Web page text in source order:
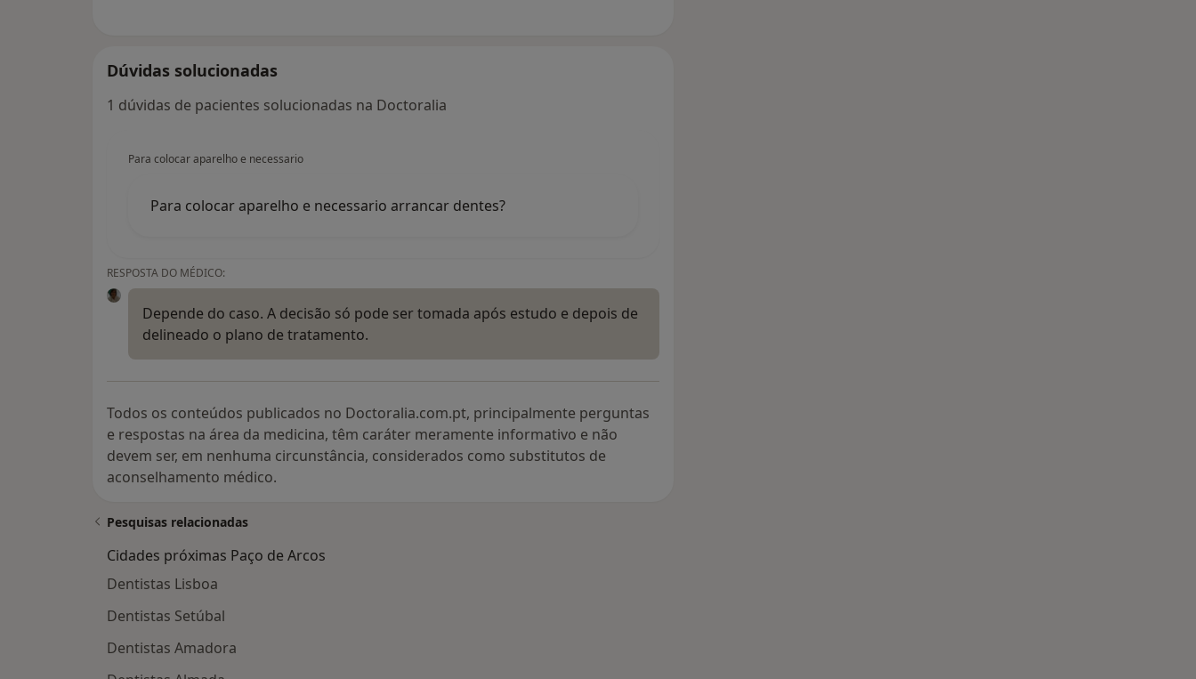
Dúvidas solucionadas
1 dúvidas de pacientes solucionadas na Doctoralia
Para colocar aparelho e necessario
Para colocar aparelho e necessario arrancar dentes?
RESPOSTA DO MÉDICO:
Depende do caso. A decisão só pode ser tomada após estudo e depois de
delineado o plano de tratamento.
Todos os conteúdos publicados no Doctoralia.com.pt, principalmente perguntas
e respostas na área da medicina, têm caráter meramente informativo e não
devem ser, em nenhuma circunstância, considerados como substitutos de
aconselhamento médico.
Pesquisas relacionadas
Cidades próximas Paço de Arcos
Dentistas Lisboa
Dentistas Setúbal
Dentistas Amadora